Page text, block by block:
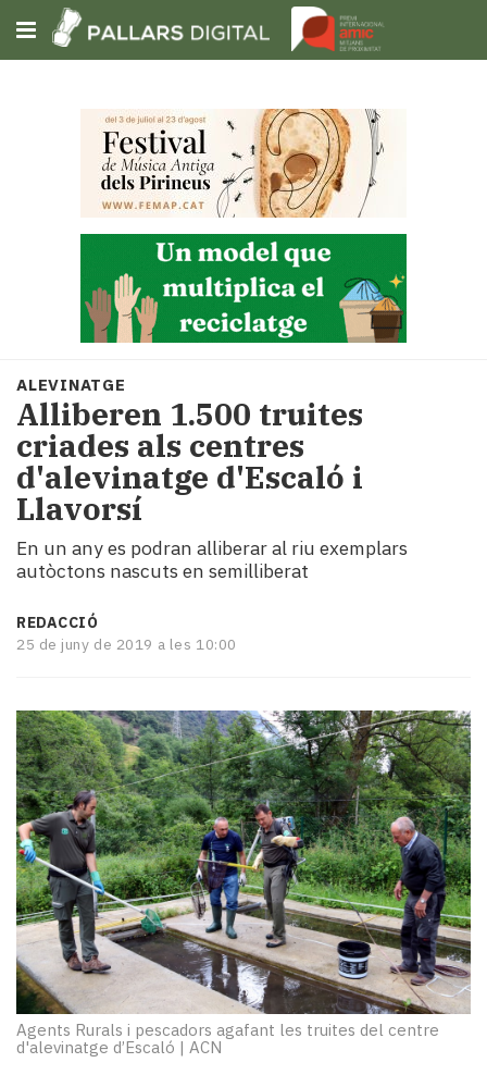
Subscriu-t'hi
Portada
Societat
Política
i
municipis
Economia
i
Cultura
Esports
tant!
TV
mitjans
El
temps
Reportatges
Entrevistes
Enquestes
A
escena!
Dis
la
teva!
Subscriptors
La
newsletter
del
ALEVINATGE
Alliberen 1.500 truites
criades als centres
d'alevinatge d'Escaló i
Llavorsí
En un any es podran alliberar al riu exemplars
autòctons nascuts en semilliberat
REDACCIÓ
25 de juny de 2019 a les 10:00
Agents Rurals i pescadors agafant les truites del centre
d'alevinatge d’Escaló | ACN